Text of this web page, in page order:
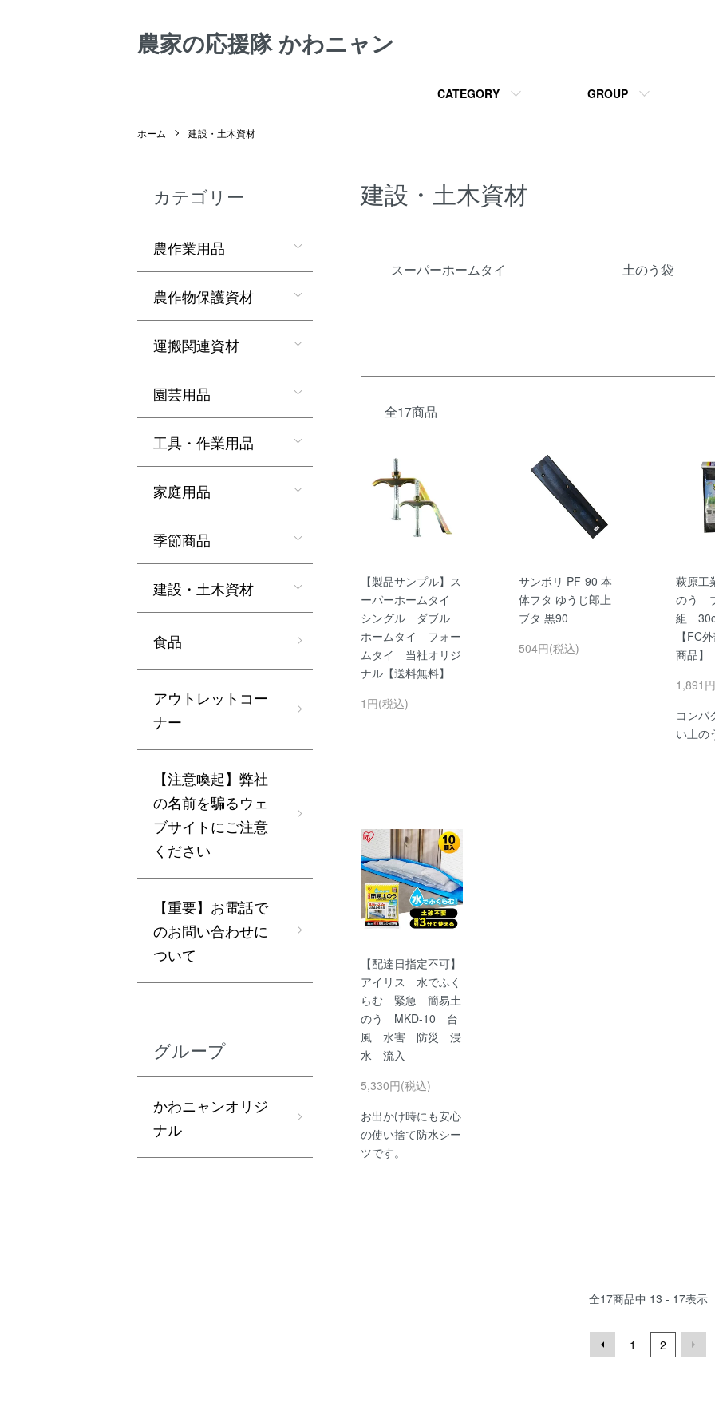
農家の応援隊 かわニャン
CATEGORY GROUP
ホーム 建設・土木資材
建設・土木資材
スーパーホームタイ
土のう袋
全17商品
【製品サンプル】ス
ーパーホームタイ
シングル ダブル
ホームタイ フォー
ムタイ 当社オリジ
ナル【送料無料】
1円(税込)
サンポリ PF-90 本
体フタ ゆうじ郎上
ブタ 黒90
504円(税込)
萩原
のう
組
【FC
商品】
1,891
コンパ
い土の
【配達日指定不可】
アイリス 水でふく
らむ 緊急 簡易土
のう MKD-10 台
風 水害 防災 浸
水 流入
5,330円(税込)
お出かけ時にも安心
の使い捨て防水シー
ツです。
全17商品中 13 - 17表示
1 2
カテゴリー
農作業用品
農作物保護資材
運搬関連資材
園芸用品
工具・作業用品
家庭用品
季節商品
建設・土木資材
食品
アウトレットコー
ナー
【注意喚起】弊社
の名前を騙るウェ
ブサイトにご注意
ください
【重要】お電話で
のお問い合わせに
ついて
グループ
かわニャンオリジ
ナル